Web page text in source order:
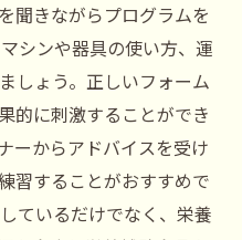
聞きながらプログラムを
シンや器具の使い方、運
しょう。正しいフォーム
的に刺激することができ
ーからアドバイスを受け
習することがおすすめで
ているだけでなく、栄養